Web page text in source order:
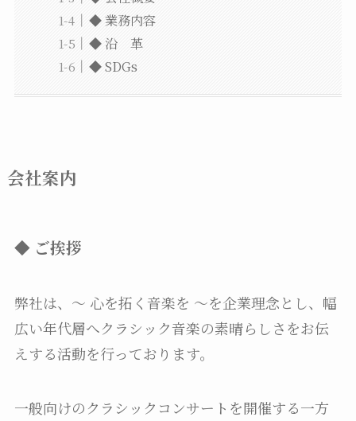
◆ 業務内容
◆ 沿 革
◆ SDGs
会社案内
◆ ご挨拶
弊社は、～ 心を拓く音楽を ～を企業理念とし、幅
広い年代層へクラシック音楽の素晴らしさをお伝
えする活動を行っております。
一般向けのクラシックコンサートを開催する一方